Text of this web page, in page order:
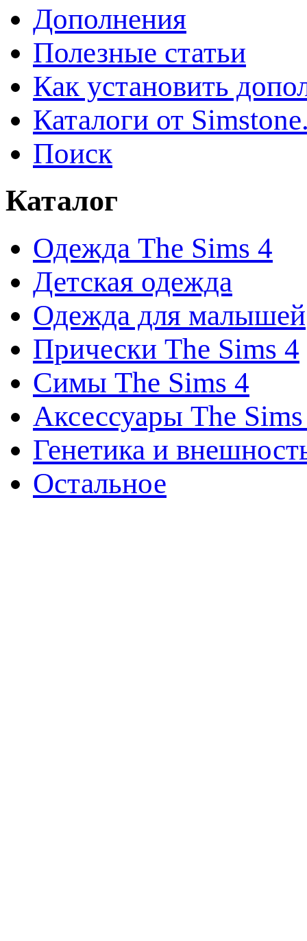
Дополнения
Полезные статьи
Как установить
Каталоги от
Поиск
Каталог
Одежда The Sims 4
Детская одежда
Одежда для малышей
Прически The Sims 4
Симы The Sims 4
Аксессуары The
Генетика и
Остальное